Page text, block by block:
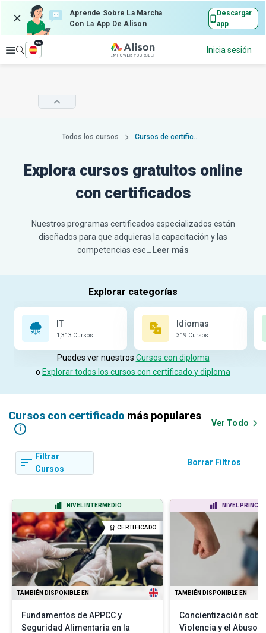
Aprende Sobre La Marcha
Con La App De Alison
Descargar
app
Explorar
es
Inicia sesión
Todos los cursos Cursos de certificado
Explora cursos gratuitos online
con certificados
Nuestros programas certificados especializados están
diseñados para que adquieras la capacitación y las
competencias ese…Leer más
IT
1,313 Cursos
Idiomas
319 Cursos
Puedes ver nuestros Cursos con diploma
o Explorar todos los cursos con certificado y diploma
Cursos con certificado más populares
i
Ver Todo
Filtrar
Cursos
Borrar Filtros
NIVEL INTERMEDIO
CERTIFICADO
TAMBIÉN DISPONIBLE EN
Fundamentos de APPCC y
Seguridad Alimentaria en la
NIVEL
TAMBIÉN DISPONIBLE EN
Concientización
Violencia y el Abuso